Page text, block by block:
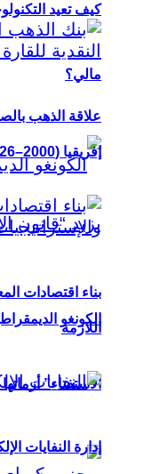
كيف تعيد
مالي؟
الكونغو
الاستفتاء”
علاقة الذهب
إفريقيا (2000–2026)
بناء اقتصادات
اللازمة
إدارة النفايات